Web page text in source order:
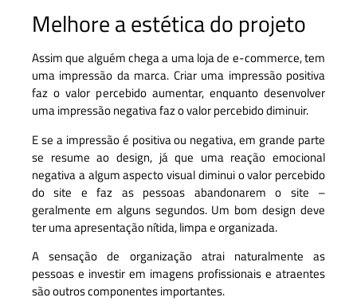
Melhore a estética do projeto
Assim que alguém chega a uma loja de e-commerce, tem
uma impressão da marca. Criar uma impressão positiva
faz o valor percebido aumentar, enquanto desenvolver
uma impressão negativa faz o valor percebido diminuir.
E se a impressão é positiva ou negativa, em grande parte
se resume ao design, já que uma reação emocional
negativa a algum aspecto visual diminui o valor percebido
do site e faz as pessoas abandonarem o site –
geralmente em alguns segundos. Um bom design deve
ter uma apresentação nítida, limpa e organizada.
A sensação de organização atrai naturalmente as
pessoas e investir em imagens profissionais e atraentes
são outros componentes importantes.